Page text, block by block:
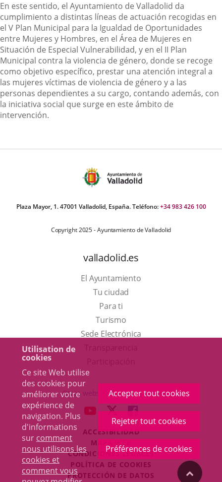
Utilisation de
cookies
Ce site Web utilise
des cookies pour
améliorer votre
expérience de
navigation. Plus
d'informations
sur comment
nous utilisons les
cookies et
comment vous
Accepter tout cookies
Rejeter tout cookies
Préférences de cookies
En este sentido, el Ayuntamiento de Valladolid da
cumplimiento a distintas líneas de actuación recogidas en
el V Plan Municipal para la Igualdad de Oportunidades
entre Mujeres y Hombres, en el Área de Mujeres en
Situación de Especial Vulnerabilidad, y en el II Plan
Municipal contra la violencia de género, donde se recoge
como objetivo específico, prestar una atención integral a
las mujeres víctimas de violencia de género y a las
personas dependientes a su cargo, contando además, con
la iniciativa social que surge en este ámbito de
intervención.
Plaza Mayor, 1. 47001 Valladolid, España. Teléfono:+34 983 426 100
Copyright 2025 - Ayuntamiento de Valladolid
valladolid.es
El Ayuntamiento
Tu ciudad
Para ti
TurismoEste
enlace
una
ventana
nueva.
Sede Electrónica
externa.
Otras webs del ayuntamiento
ENLACE
UNA
APLICACIÓN
EXTERNA.
ENLACE
A
UNA
APLICACIÓN
EXTERNA.
ENLACE
A
UNA
APLICACIÓN
EXTERNA.
ACCESIBILIDAD
MAPA WEB
CONDICIONES LEGALES
POLÍTICA DE COOKIES
PROTECCIÓN DE DATOS
"Volver